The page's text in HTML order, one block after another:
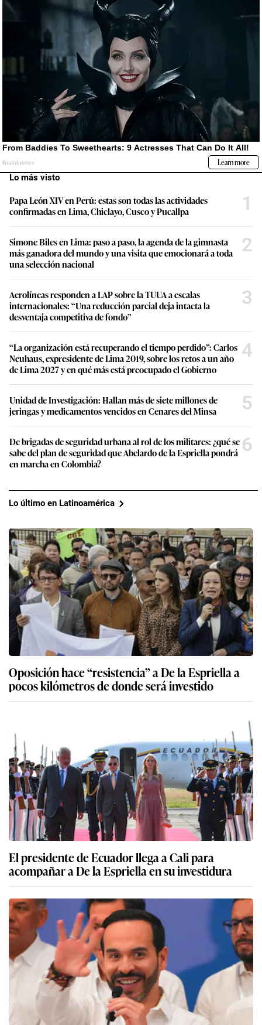
Lo más visto
Papa León XIV en Perú: estas son todas las actividades
confirmadas en Lima, Chiclayo, Cusco y Pucallpa
1
Simone Biles en Lima: paso a paso, la agenda de la gimnasta
más ganadora del mundo y una visita que emocionará a toda
una selección nacional
2
Aerolíneas responden a LAP sobre la TUUA a escalas
internacionales: “Una reducción parcial deja intacta la
desventaja competitiva de fondo”
3
“La organización está recuperando el tiempo perdido”: Carlos
Neuhaus, expresidente de Lima 2019, sobre los retos a un año
de Lima 2027 y en qué más está preocupado el Gobierno
4
Unidad de Investigación: Hallan más de siete millones de
jeringas y medicamentos vencidos en Cenares del Minsa
5
De brigadas de seguridad urbana al rol de los militares: ¿qué se
sabe del plan de seguridad que Abelardo de la Espriella pondrá
en marcha en Colombia?
6
Lo último en Latinoamérica
Oposición hace “resistencia” a De la Espriella a
pocos kilómetros de donde será investido
El presidente de Ecuador llega a Cali para
acompañar a De la Espriella en su investidura